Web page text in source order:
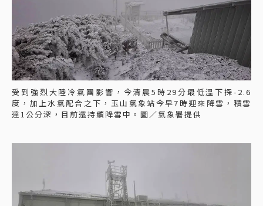
受到強烈大陸冷氣團影響，今清晨5時29分最低溫下探-2.6
度，加上水氣配合之下，玉山氣象站今早7時迎來降雪，積雪
達1公分深，目前還持續降雪中。圖／氣象署提供